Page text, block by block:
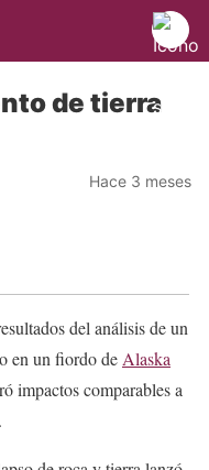
de tierra
Hace 3 meses
del análisis de un
en un fiordo de Alaska
impactos comparables a